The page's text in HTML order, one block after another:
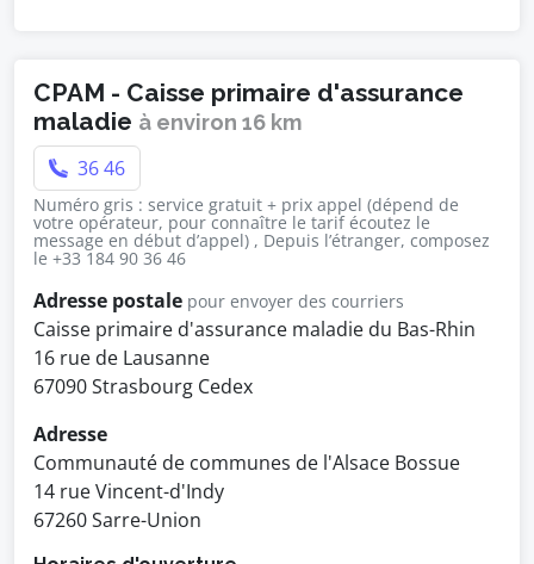
CPAM - Caisse primaire d'assurance
maladie à environ 16 km
36 46
Numéro gris : service gratuit + prix appel (dépend de
votre opérateur, pour connaître le tarif écoutez le
message en début d’appel) , Depuis l’étranger, composez
le +33 184 90 36 46
Adresse postale pour envoyer des courriers
Caisse primaire d'assurance maladie du Bas-Rhin
16 rue de Lausanne
67090 Strasbourg Cedex
Adresse
Communauté de communes de l'Alsace Bossue
14 rue Vincent-d'Indy
67260 Sarre-Union